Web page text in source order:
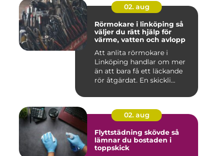
02. aug
Rörmokare i linköping så
väljer du rätt hjälp för
värme, vatten och avlopp
Att anlita rörmokare i
Linköping handlar om mer
än att bara få ett läckande
rör åtgärdat. En skickli...
02. aug
Flyttstädning skövde så
lämnar du bostaden i
toppskick